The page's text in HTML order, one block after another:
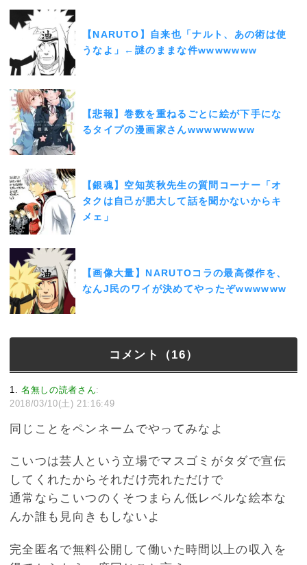
【NARUTO】自来也「ナルト、あの術は使
うなよ」←謎のままな件wwwwwww
【悲報】巻数を重ねるごとに絵が下手にな
るタイプの漫画家さんwwwwwwww
【銀魂】空知英秋先生の質問コーナー「オ
タクは自己が肥大して話を聞かないからキ
メェ」
【画像大量】NARUTOコラの最高傑作を、
なんJ民のワイが決めてやったぞwwwwww
コメント（16）
1 名無しの読者さん:
2018/03/10(土) 21:16:49
同じことをペンネームでやってみなよ
こいつは芸人という立場でマスゴミがタダで宣伝
してくれたからそれだけ売れただけで
通常ならこいつのくそつまらん低レベルな絵本な
んか誰も見向きもしないよ
完全匿名で無料公開して働いた時間以上の収入を